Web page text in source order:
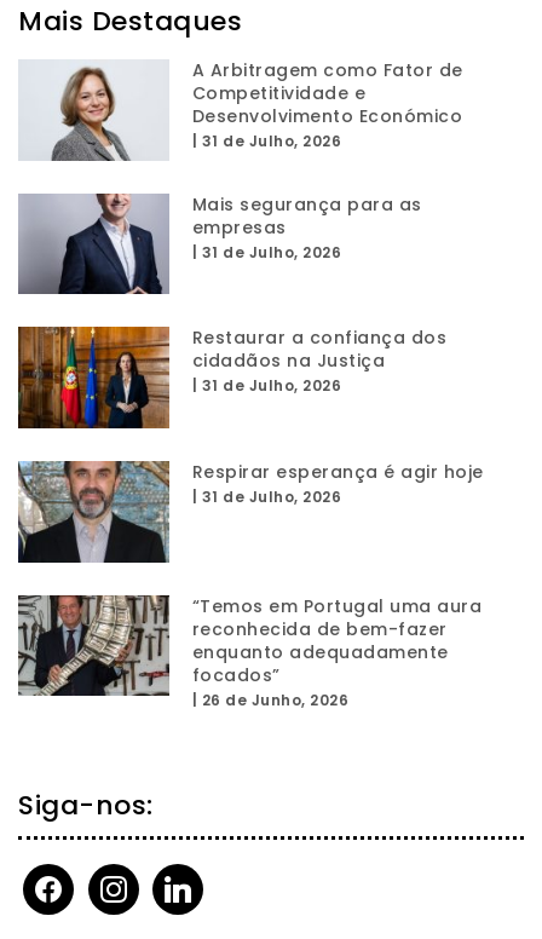
Mais Destaques
A Arbitragem como Fator de
Competitividade e
Desenvolvimento Económico
31 de Julho, 2026
Mais segurança para as
empresas
31 de Julho, 2026
Restaurar a confiança dos
cidadãos na Justiça
31 de Julho, 2026
Respirar esperança é agir hoje
31 de Julho, 2026
“Temos em Portugal uma aura
reconhecida de bem-fazer
enquanto adequadamente
focados”
26 de Junho, 2026
Siga-nos:
facebookinstagramlinkedin